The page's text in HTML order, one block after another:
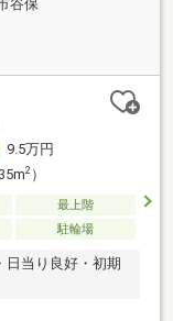
谷保
9.5万円
2）
最上階
駐輪場
日当り良好・初期